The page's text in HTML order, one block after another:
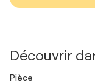
Découvrir
Pièce